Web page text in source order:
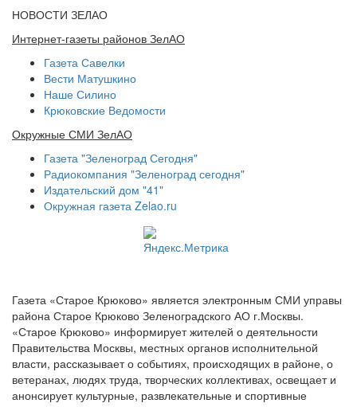
НОВОСТИ ЗЕЛАО
Интернет-газеты районов ЗелАО
Газета Савелки
Вести Матушкино
Наше Силино
Крюковские Ведомости
Окружные СМИ ЗелАО
Газета "Зеленоград Сегодня"
Радиокомпания "Зеленоград сегодня"
Издательский дом "41"
Окружная газета Zelao.ru
Газета «Старое Крюково» является электронным СМИ управы
района Старое Крюково Зеленоградского АО г.Москвы.
«Старое Крюково» информирует жителей о деятельности
Правительства Москвы, местных органов исполнительной
власти, рассказывает о событиях, происходящих в районе, о
ветеранах, людях труда, творческих коллективах, освещает и
анонсирует культурные, развлекательные и спортивные